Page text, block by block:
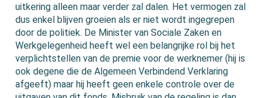
uitkering alleen maar verder zal dalen. Het vermogen zal
dus enkel blijven groeien als er niet wordt ingegrepen
door de politiek. De Minister van Sociale Zaken en
Werkgelegenheid heeft wel een belangrijke rol bij het
verplichtstellen van de premie voor de werknemer (hij is
ook degene die de Algemeen Verbindend Verklaring
afgeeft) maar hij heeft geen enkele controle over de